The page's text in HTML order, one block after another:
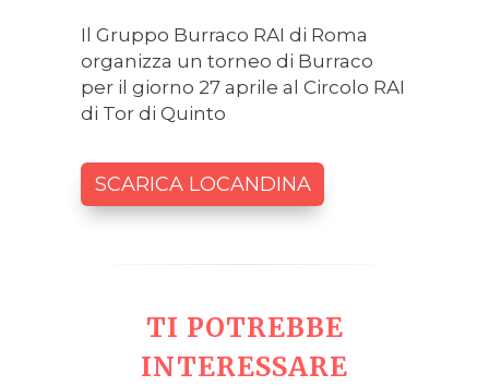
Il Gruppo Burraco RAI di Roma
organizza un torneo di Burraco
per il giorno 27 aprile al Circolo RAI
di Tor di Quinto
SCARICA LOCANDINA
TI POTREBBE
INTERESSARE